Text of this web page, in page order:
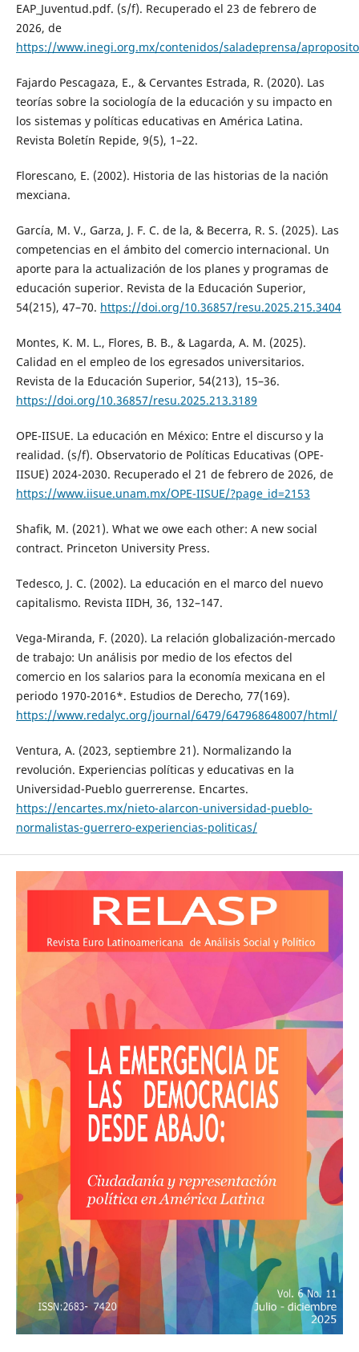
EAP_Juventud.pdf. (s/f). Recuperado el 23 de febrero de
2026, de
https://www.inegi.org.mx/contenidos/saladeprensa/
Fajardo Pescagaza, E., & Cervantes Estrada, R. (2020). Las
teorías sobre la sociología de la educación y su impacto en
los sistemas y políticas educativas en América Latina.
Revista Boletín Repide, 9(5), 1–22.
Florescano, E. (2002). Historia de las historias de la nación
mexciana.
García, M. V., Garza, J. F. C. de la, & Becerra, R. S. (2025). Las
competencias en el ámbito del comercio internacional. Un
aporte para la actualización de los planes y programas de
educación superior. Revista de la Educación Superior,
54(215), 47–70. https://doi.org/10.36857/resu.2025.215.3404
Montes, K. M. L., Flores, B. B., & Lagarda, A. M. (2025).
Calidad en el empleo de los egresados universitarios.
Revista de la Educación Superior, 54(213), 15–36.
https://doi.org/10.36857/resu.2025.213.3189
OPE-IISUE. La educación en México: Entre el discurso y la
realidad. (s/f). Observatorio de Políticas Educativas (OPE-
IISUE) 2024-2030. Recuperado el 21 de febrero de 2026, de
https://www.iisue.unam.mx/OPE-IISUE/?page_id=2153
Shafik, M. (2021). What we owe each other: A new social
contract. Princeton University Press.
Tedesco, J. C. (2002). La educación en el marco del nuevo
capitalismo. Revista IIDH, 36, 132–147.
Vega-Miranda, F. (2020). La relación globalización-mercado
de trabajo: Un análisis por medio de los efectos del
comercio en los salarios para la economía mexicana en el
periodo 1970-2016*. Estudios de Derecho, 77(169).
https://www.redalyc.org/journal/6479/647968648007/html/
Ventura, A. (2023, septiembre 21). Normalizando la
revolución. Experiencias políticas y educativas en la
Universidad-Pueblo guerrerense. Encartes.
https://encartes.mx/nieto-alarcon-universidad-pueblo-
normalistas-guerrero-experiencias-politicas/